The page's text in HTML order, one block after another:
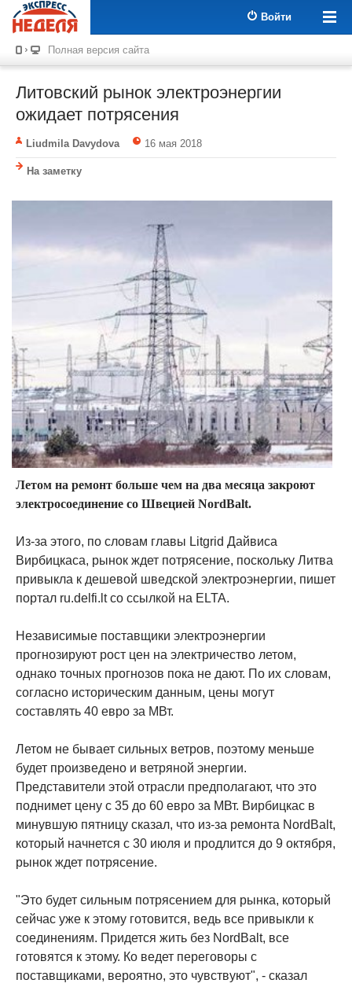
Войти
Полная версия сайта
Литовский рынок электроэнергии
ожидает потрясения
Liudmila Davydova 16 мая 2018
На заметку
Летом на ремонт больше чем на два месяца закроют
электросоединение со Швецией NordBalt.
Из-за этого, по словам главы Litgrid Дайвиса
Вирбицкаса, рынок ждет потрясение, поскольку Литва
привыкла к дешевой шведской электроэнергии, пишет
портал ru.delfi.lt со ссылкой на ELTA.
Независимые поставщики электроэнергии
прогнозируют рост цен на электричество летом,
однако точных прогнозов пока не дают. По их словам,
согласно историческим данным, цены могут
составлять 40 евро за МВт.
Летом не бывает сильных ветров, поэтому меньше
будет произведено и ветряной энергии.
Представители этой отрасли предполагают, что это
поднимет цену с 35 до 60 евро за МВт. Вирбицкас в
минувшую пятницу сказал, что из-за ремонта NordBalt,
который начнется с 30 июля и продлится до 9 октября,
рынок ждет потрясение.
"Это будет сильным потрясением для рынка, который
сейчас уже к этому готовится, ведь все привыкли к
соединениям. Придется жить без NordBalt, все
готовятся к этому. Ко ведет переговоры с
поставщиками, вероятно, это чувствуют", - сказал